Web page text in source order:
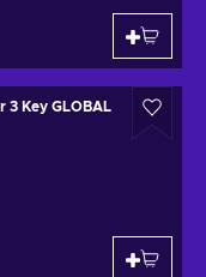
Key GLOBAL